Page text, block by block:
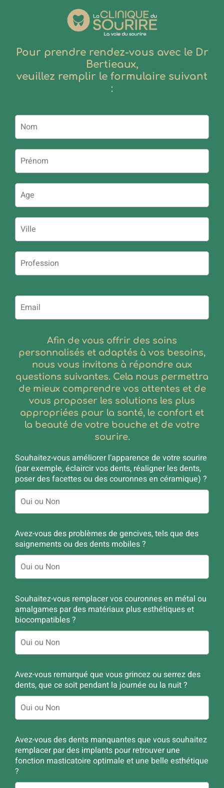
Pour prendre rendez-vous avec le Dr
Bertieaux,
veuillez remplir le formulaire suivant
:
Afin de vous offrir des soins
personnalisés et adaptés à vos besoins,
nous vous invitons à répondre aux
questions suivantes. Cela nous permettra
de mieux comprendre vos attentes et de
vous proposer les solutions les plus
appropriées pour la santé, le confort et
la beauté de votre bouche et de votre
sourire.
Souhaitez-vous améliorer l’apparence de votre sourire
(par exemple, éclaircir vos dents, réaligner les dents,
poser des facettes ou des couronnes en céramique) ?
Avez-vous des problèmes de gencives, tels que des
saignements ou des dents mobiles ?
Souhaitez-vous remplacer vos couronnes en métal ou
amalgames par des matériaux plus esthétiques et
biocompatibles ?
Avez-vous remarqué que vous grincez ou serrez des
dents, que ce soit pendant la journée ou la nuit ?
Avez-vous des dents manquantes que vous souhaitez
remplacer par des implants pour retrouver une
fonction masticatoire optimale et une belle esthétique
?